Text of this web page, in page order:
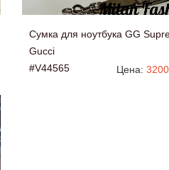
Сумка для ноутбука GG
Gucci
#V44565
Цена: